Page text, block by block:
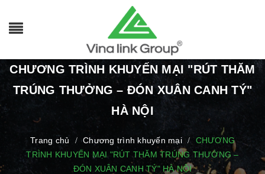
CHƯƠNG TRÌNH KHUYẾN MẠI "RÚT THĂM
TRÚNG THƯỞNG – ĐÓN XUÂN CANH TÝ"
HÀ NỘI
Trang chủ / Chương trình khuyến mại /
CHƯƠNG
TRÌNH KHUYẾN MẠI "RÚT THĂM TRÚNG THƯỞNG –
ĐÓN XUÂN CANH TÝ" HÀ NỘI